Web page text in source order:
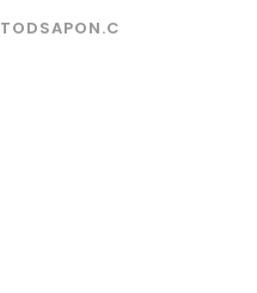
TODSAPON.C